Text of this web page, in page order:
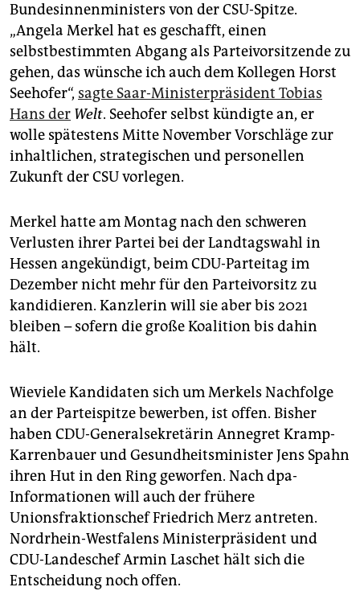
genossenschaft
epaper login
Bundesinnenministers von der CSU-Spitze.
„Angela Merkel hat es geschafft, einen
selbstbestimmten Abgang als Parteivorsitzende zu
gehen, das wünsche ich auch dem Kollegen Horst
Seehofer“, sagte Saar-Ministerpräsident Tobias
Hans der Welt. Seehofer selbst kündigte an, er
wolle spätestens Mitte November Vorschläge zur
inhaltlichen, strategischen und personellen
Zukunft der CSU vorlegen.
Merkel hatte am Montag nach den schweren
Verlusten ihrer Partei bei der Landtagswahl in
Hessen angekündigt, beim CDU-Parteitag im
Dezember nicht mehr für den Parteivorsitz zu
kandidieren. Kanzlerin will sie aber bis 2021
bleiben – sofern die große Koalition bis dahin
hält.
Wieviele Kandidaten sich um Merkels Nachfolge
an der Parteispitze bewerben, ist offen. Bisher
haben CDU-Generalsekretärin Annegret Kramp-
Karrenbauer und Gesundheitsminister Jens Spahn
ihren Hut in den Ring geworfen. Nach dpa-
Informationen will auch der frühere
Unionsfraktionschef Friedrich Merz antreten.
Nordrhein-Westfalens Ministerpräsident und
CDU-Landeschef Armin Laschet hält sich die
Entscheidung noch offen.